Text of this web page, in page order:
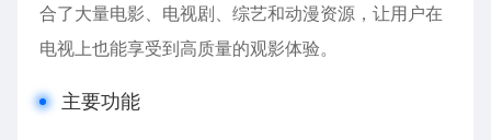
合了大量电影、电视剧、综艺和动漫资源，让用户在
电视上也能享受到高质量的观影体验。
主要功能